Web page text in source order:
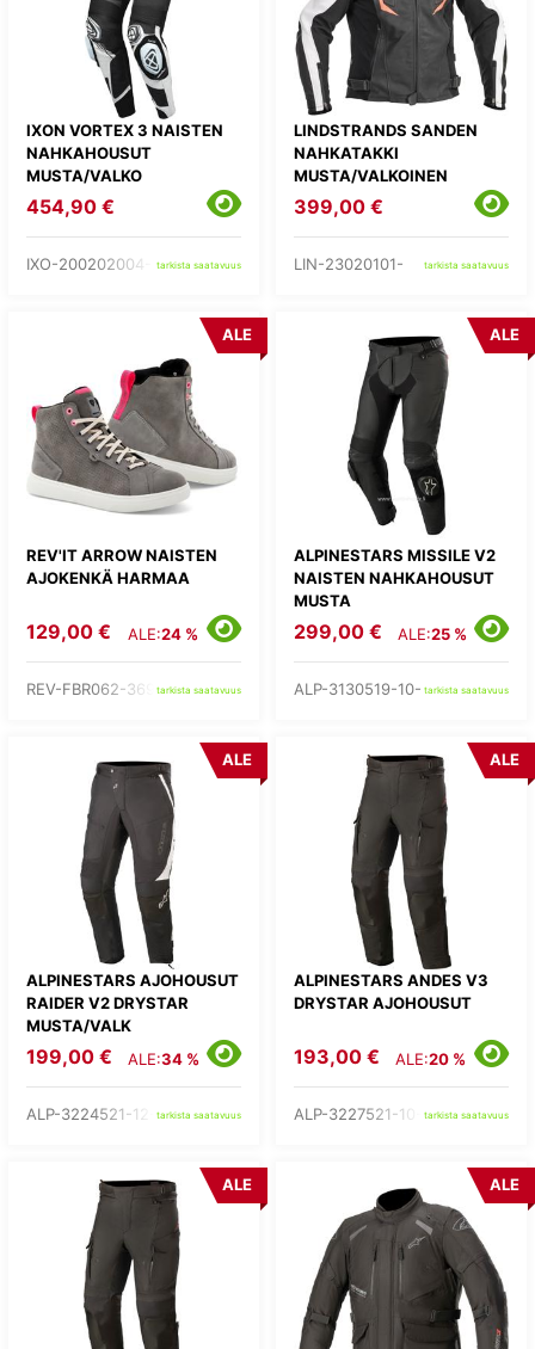
IXON VORTEX 3 NAISTEN
NAHKAHOUSUT
MUSTA/VALKO
454,90 €
IXO-200202004-24-tarkista saatavuus
LINDSTRANDS SANDEN
NAHKATAKKI
MUSTA/VALKOINEN
399,00 €
LIN-23020101- tarkista saatavuus
REV'IT ARROW NAISTEN
AJOKENKÄ HARMAA
ALE
129,00 € ALE:24 %
REV-FBR062-3690-tarkista saatavuus
ALPINESTARS MISSILE V2
NAISTEN NAHKAHOUSUT
MUSTA
ALE
299,00 € ALE:25 %
ALP-3130519-10- tarkista saatavuus
ALPINESTARS AJOHOUSUT
RAIDER V2 DRYSTAR
MUSTA/VALK
ALE
199,00 € ALE:34 %
ALP-3224521-12- tarkista saatavuus
ALPINESTARS ANDES V3
DRYSTAR AJOHOUSUT
ALE
193,00 € ALE:20 %
ALP-3227521-10- tarkista saatavuus
ALE ALE